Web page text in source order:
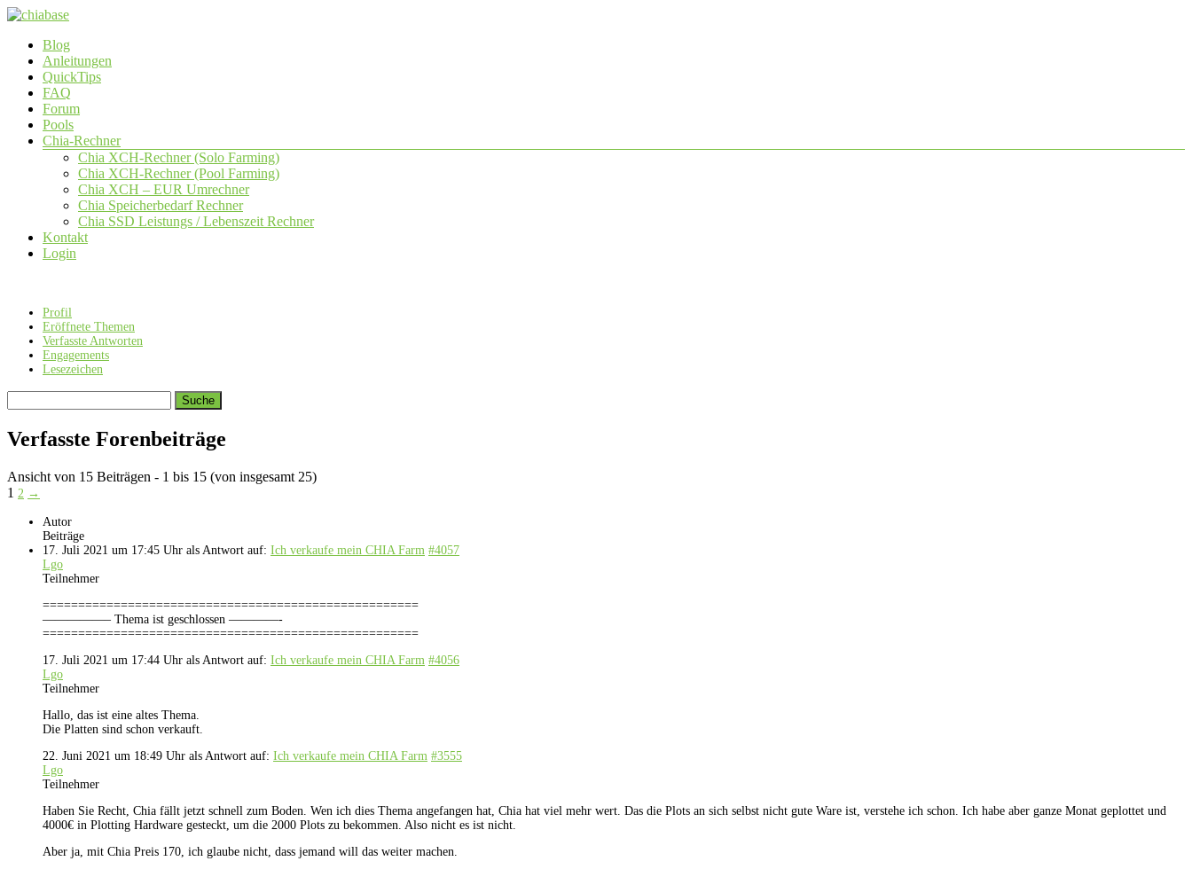
Zum
springen
chiabase
CHIA
Info-
Community
Seite
Menü
Blog
Anleitungen
QuickTips
FAQ
Forum
Pools
Chia-Rechner
Chia XCH-Rechner (Solo Farming)
Chia XCH-Rechner (Pool Farming)
Chia XCH – EUR Umrechner
Chia Speicherbedarf Rechner
Chia SSD Leistungs / Lebenszeit Rechner
Kontakt
Login
Profil
Eröffnete Themen
Verfasste Antworten
Engagements
Lesezeichen
replies:
Verfasste Forenbeiträge
Ansicht von 15 Beiträgen - 1 bis 15 (von insgesamt 25)
1 2 →
Autor
Beiträge
17. Juli 2021 um 17:45 Uhr als Antwort auf: Ich verkaufe mein CHIA Farm #4057
Lgo
Teilnehmer
=====================================================
—————– Thema ist geschlossen ————-
=====================================================
17. Juli 2021 um 17:44 Uhr als Antwort auf: Ich verkaufe mein CHIA Farm #4056
Lgo
Teilnehmer
Hallo, das ist eine altes Thema.
Die Platten sind schon verkauft.
22. Juni 2021 um 18:49 Uhr als Antwort auf: Ich verkaufe mein CHIA Farm #3555
Lgo
Teilnehmer
Haben Sie Recht, Chia fällt jetzt schnell zum Boden. Wen ich dies Thema angefangen hat, Chia hat viel mehr wert. Das die Plots an sich selbst nicht gute Ware ist, verstehe ich schon. Ich habe aber ganze Monat geplottet und
4000€ in Plotting Hardware gesteckt, um die 2000 Plots zu bekommen. Also nicht es ist nicht.
Aber ja, mit Chia Preis 170, ich glaube nicht, dass jemand will das weiter machen.